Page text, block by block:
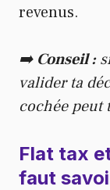
revenus.
➡️ Conseil :
valider ta
cochée peut
Flat tax
faut